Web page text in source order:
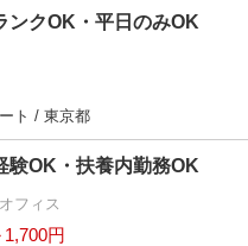
ンクOK・平日のみOK
ト / 東京都
験OK・扶養内勤務OK
フィス
円